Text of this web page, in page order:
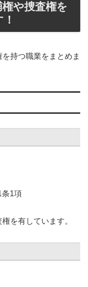
や捜査権を
持つ職業をまとめま
条1項
を有しています。